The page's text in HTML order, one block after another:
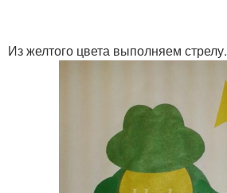
Из желтого цвета выполняем стрелу.